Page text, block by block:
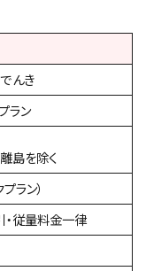
んき
ラン
島を除く
ラン）
従量料金一律